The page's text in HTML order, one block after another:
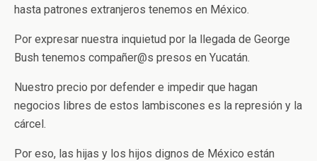
hasta patrones extranjeros tenemos en México.
Por expresar nuestra inquietud por la llegada de George
Bush tenemos compañer@s presos en Yucatán.
Nuestro precio por defender e impedir que hagan
negocios libres de estos lambiscones es la represión y la
cárcel.
Por eso, las hijas y los hijos dignos de México están